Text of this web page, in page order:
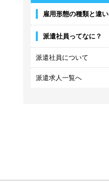
雇用形態の種類と違い
派遣社員ってなに？
派遣社員について
派遣求人一覧へ